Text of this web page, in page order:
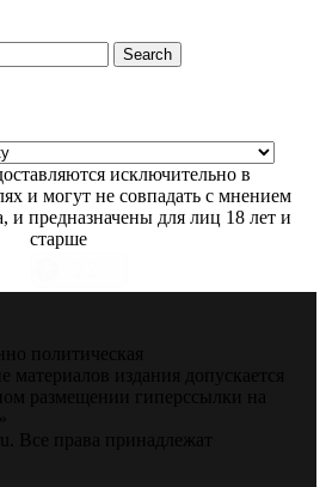
Search
исключительно в
и могут не совпадать с мнением
и предназначены для лиц 18 лет и
старше
политическая
материалов издания допускается
размещении гиперссылки на
Все права принадлежат